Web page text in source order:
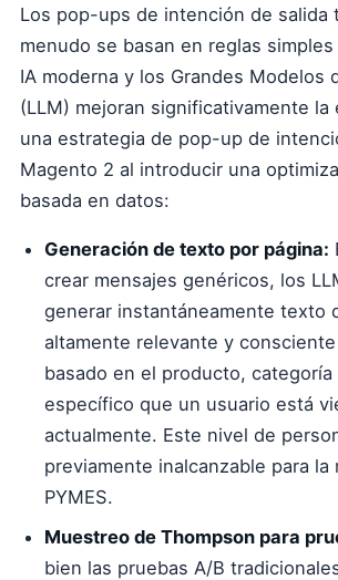
Los pop-ups de intención de salida
menudo se basan en reglas
IA moderna y los Grandes Modelos
(LLM) mejoran significativamente la
una estrategia de pop-up de
Magento 2 al introducir una
basada en datos:
Generación de texto por página:
crear mensajes genéricos, los
generar instantáneamente texto
altamente relevante y
basado en el producto,
específico que un usuario está
actualmente. Este nivel de
previamente inalcanzable para la
PYMES.
Muestreo de Thompson para
bien las pruebas A/B